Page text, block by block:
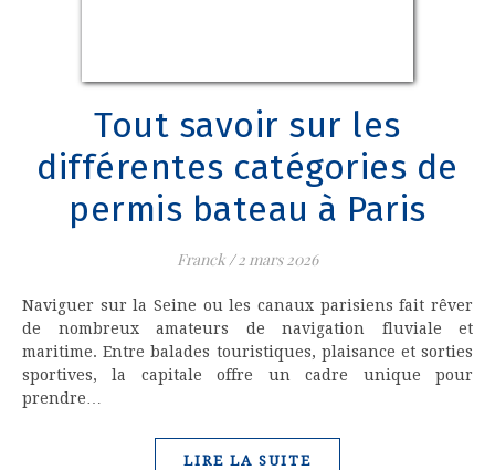
Tout savoir sur les
différentes catégories de
permis bateau à Paris
Franck/ 2 mars 2026
Naviguer sur la Seine ou les canaux parisiens fait rêver
de nombreux amateurs de navigation fluviale et
maritime. Entre balades touristiques, plaisance et sorties
sportives, la capitale offre un cadre unique pour
prendre…
LIRE LA SUITE